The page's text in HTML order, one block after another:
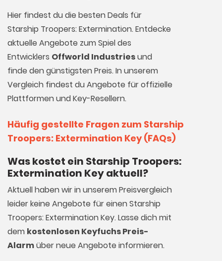
Hier findest du die besten Deals für
Starship Troopers: Extermination. Entdecke
aktuelle Angebote zum Spiel des
Entwicklers Offworld Industriesund
finde den günstigsten Preis. In unserem
Vergleich findest du Angebote für offizielle
Plattformen und Key-Resellern.
Häufig gestellte Fragen zum Starship
Troopers: Extermination Key (FAQs)
Was kostet ein Starship Troopers:
Extermination Key aktuell?
Aktuell haben wir in unserem Preisvergleich
leider keine Angebote für einen Starship
Troopers: Extermination Key. Lasse dich mit
dem kostenlosen Keyfuchs Preis-
Alarmüber neue Angebote informieren.